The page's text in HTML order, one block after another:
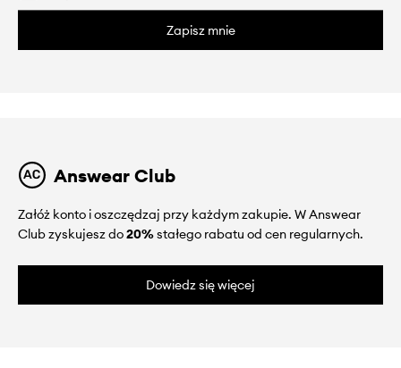
Zapisz mnie
Answear Club
Załóż konto i oszczędzaj przy każdym zakupie. W Answear
Club zyskujesz do20%stałego rabatu od cen regularnych.
Dowiedz się więcej